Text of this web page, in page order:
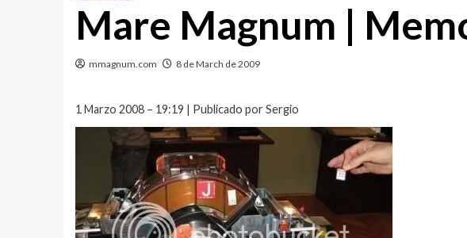
Mare Magnum |
mmagnum.com 8 de March de 2009
1 Marzo 2008 – 19:19 | Publicado por Sergio